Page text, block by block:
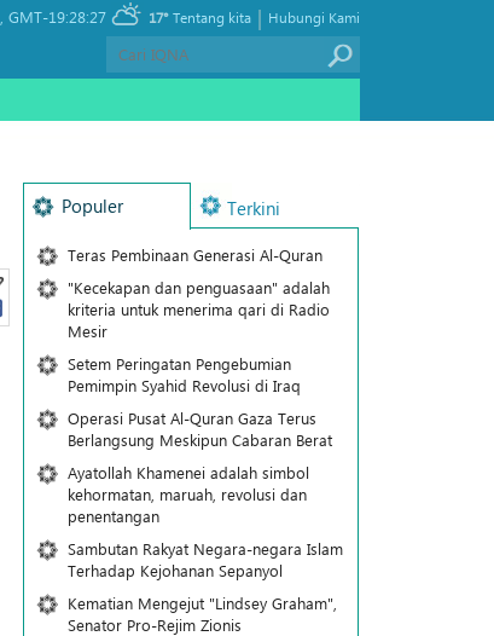
GMT-19:28:27 17° Hubungi Kami
|
Tentang kita
Populer Terkini
Teras Pembinaan Generasi Al-Quran
"Kecekapan dan penguasaan" adalah
kriteria untuk menerima qari di Radio
Mesir
Setem Peringatan Pengebumian
Pemimpin Syahid Revolusi di Iraq
Operasi Pusat Al-Quran Gaza Terus
Berlangsung Meskipun Cabaran Berat
Ayatollah Khamenei adalah simbol
kehormatan, maruah, revolusi dan
penentangan
Sambutan Rakyat Negara-negara Islam
Terhadap Kejohanan Sepanyol
Kematian Mengejut "Lindsey Graham",
Senator Pro-Rejim Zionis